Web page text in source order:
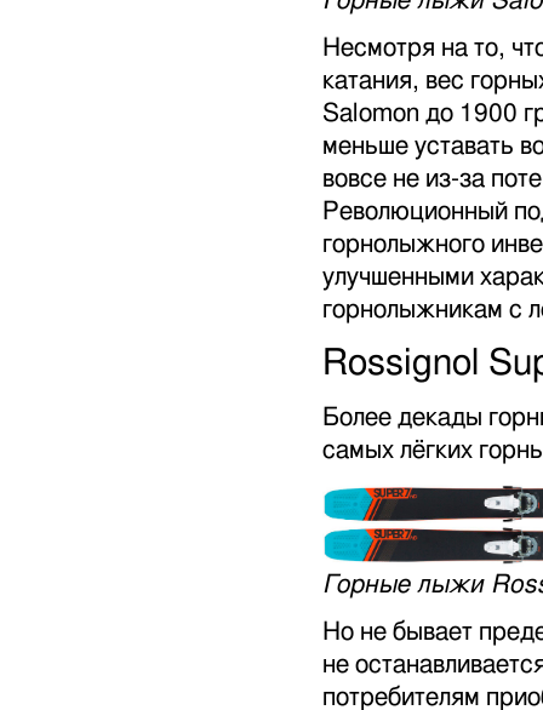
Несмотря на то,
катания, вес
Salomon до 1900
меньше уставать
вовсе не из-за
Революционный
горнолыжного
улучшенными
горнолыжникам с
Rossignol
Более декады
самых лёгких
Горные лыжи
Но не бывает
не
потребителям